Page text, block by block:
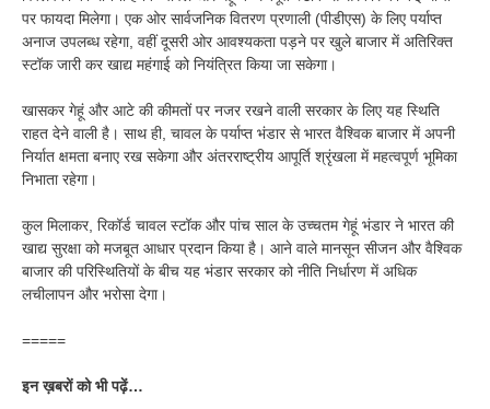
पर फायदा मिलेगा। एक ओर सार्वजनिक वितरण प्रणाली (पीडीएस) के लिए पर्याप्त
अनाज उपलब्ध रहेगा, वहीं दूसरी ओर आवश्यकता पड़ने पर खुले बाजार में अतिरिक्त
स्टॉक जारी कर खाद्य महंगाई को नियंत्रित किया जा सकेगा।
खासकर गेहूं और आटे की कीमतों पर नजर रखने वाली सरकार के लिए यह स्थिति
राहत देने वाली है। साथ ही, चावल के पर्याप्त भंडार से भारत वैश्विक बाजार में अपनी
निर्यात क्षमता बनाए रख सकेगा और अंतरराष्ट्रीय आपूर्ति श्रृंखला में महत्वपूर्ण भूमिका
निभाता रहेगा।
कुल मिलाकर, रिकॉर्ड चावल स्टॉक और पांच साल के उच्चतम गेहूं भंडार ने भारत की
खाद्य सुरक्षा को मजबूत आधार प्रदान किया है। आने वाले मानसून सीजन और वैश्विक
बाजार की परिस्थितियों के बीच यह भंडार सरकार को नीति निर्धारण में अधिक
लचीलापन और भरोसा देगा।
=====
इन ख़बरों को भी पढ़ें…